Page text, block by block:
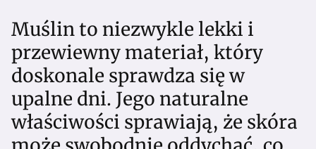
Muślin to niezwykle lekki i
przewiewny materiał, który
doskonale sprawdza się w
upalne dni. Jego naturalne
właściwości sprawiają, że skóra